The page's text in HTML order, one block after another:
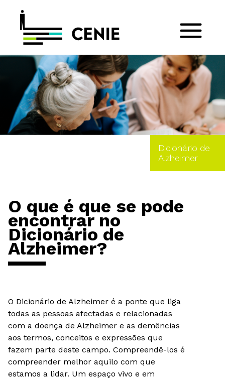
Dicionário de
Alzheimer
O que é que se pode
encontrar no
Dicionário de
Alzheimer?
O Dicionário de Alzheimer é a ponte que liga
todas as pessoas afectadas e relacionadas
com a doença de Alzheimer e as demências
aos termos, conceitos e expressões que
fazem parte deste campo. Compreendê-los é
compreender melhor aquilo com que
estamos a lidar. Um espaço vivo e em